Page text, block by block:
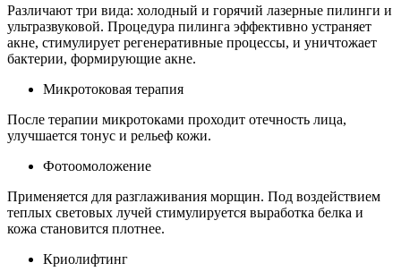
Различают три вида: холодный и горячий лазерные пилинги и
ультразвуковой. Процедура пилинга эффективно устраняет
акне, стимулирует регенеративные процессы, и уничтожает
бактерии, формирующие акне.
Микротоковая терапия
После терапии микротоками проходит отечность лица,
улучшается тонус и рельеф кожи.
Фотоомоложение
Применяется для разглаживания морщин. Под воздействием
теплых световых лучей стимулируется выработка белка и
кожа становится плотнее.
Криолифтинг